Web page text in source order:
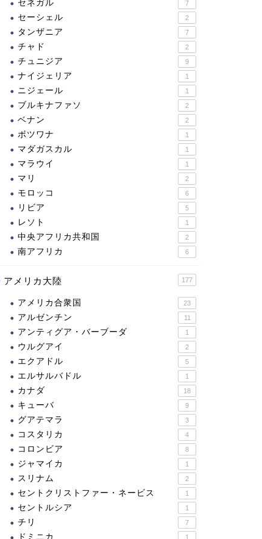
セネガル 7
セーシェル 2
タンザニア 7
チャド 2
チュニジア 9
ナイジェリア 1
ニジェール 1
ブルキナファソ 2
ベナン 2
ボツワナ 1
マダガスカル 1
マラウイ 1
マリ 2
モロッコ 6
リビア 5
レソト 1
中央アフリカ共和国 2
南アフリカ 6
アメリカ大陸 177
アメリカ合衆国 23
アルゼンチン 11
アンティグア・バーブーダ 1
ウルグアイ 2
エクアドル 5
エルサルバドル 1
カナダ 18
キューバ 9
グアテマラ 3
コスタリカ 4
コロンビア 8
ジャマイカ 1
スリナム 2
セントクリストファー・ネービス 1
セントルシア 1
チリ 7
ドミニカ 1